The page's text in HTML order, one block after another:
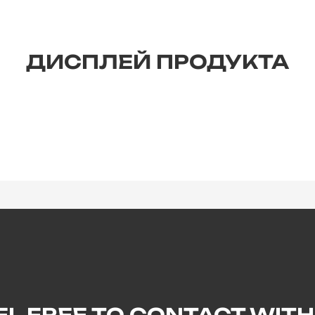
ДИСПЛЕЙ ПРОДУКТА